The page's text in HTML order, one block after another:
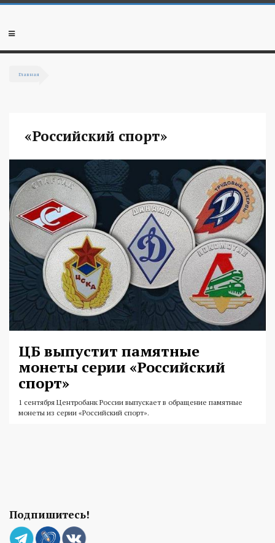
Перейти к основному содержанию
Мобильное
Главная
«Российский спорт»
ЦБ выпустит памятные
монеты серии «Российский
спорт»
1 сентября Центробанк России выпускает в обращение памятные
монеты из серии «Российский спорт».
Подпишитесь!